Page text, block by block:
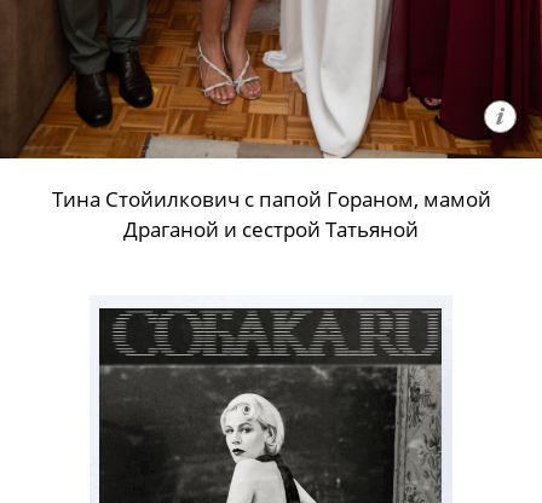
Тина Стойилкович с папой Гораном, мамой
Драганой и сестрой Татьяной